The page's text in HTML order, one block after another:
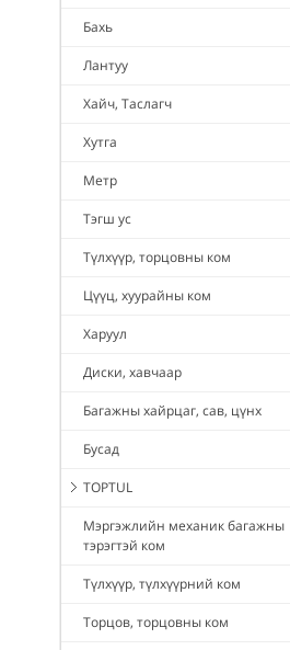
Бахь
Лантуу
Хайч, Таслагч
Хутга
Метр
Тэгш ус
Түлхүүр, торцовны ком
Цүүц, хуурайны ком
Харуул
Диски, хавчаар
Багажны хайрцаг, сав, цүнх
Бусад
TOPTUL
Мэргэжлийн механик багажны
тэрэгтэй ком
Түлхүүр, түлхүүрний ком
Торцов, торцовны ком